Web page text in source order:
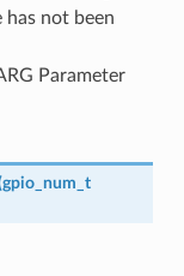
has not been
Parameter
gpio_num_t